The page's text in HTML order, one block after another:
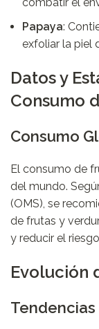
Papaya:
exfoliar la piel
Datos y
Consumo
Consumo
El consumo de
del mundo.
(OMS), se
de frutas y
y reducir el
Evolución